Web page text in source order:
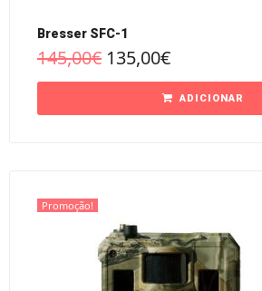
Bresser SFC-1
145,00€ 135,00€
ADICIONAR
Promoção!